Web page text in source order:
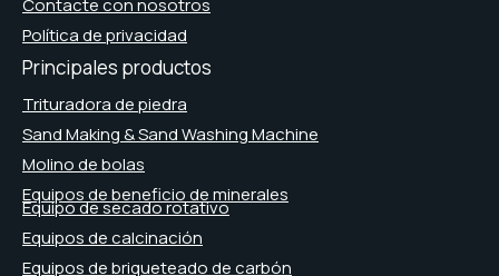
Contacte con nosotros
Política de privacidad
Principales productos
Trituradora de piedra
Sand Making & Sand Washing Machine
Molino de bolas
Equipos de beneficio de minerales
Equipo de secado rotativo
Equipos de calcinación
Equipos de briqueteado de carbón